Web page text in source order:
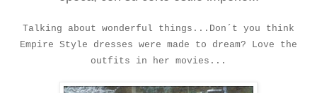
Talking about wonderful things...Don´t you think
Empire Style dresses were made to dream? Love the
outfits in her movies...